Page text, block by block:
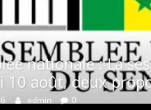
Élections
sur le
août 6, 2026